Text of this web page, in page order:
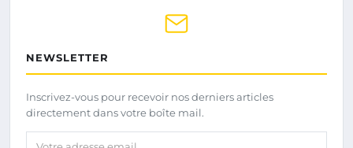
NEWSLETTER
Inscrivez-vous pour recevoir nos derniers articles
directement dans votre boîte mail.
Votre adresse email